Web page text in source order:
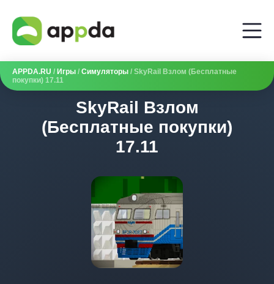
APPDA.RU / Игры / Симуляторы / SkyRail Взлом (Бесплатные
покупки) 17.11
SkyRail Взлом
(Бесплатные покупки)
17.11